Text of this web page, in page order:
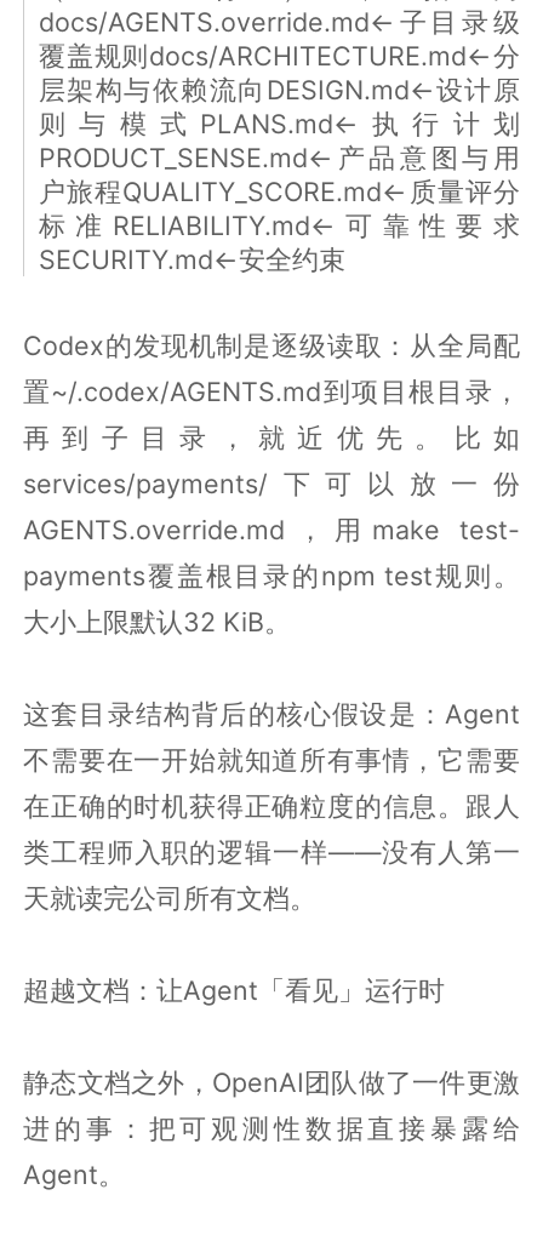
docs/AGENTS.override.md←子目录级
覆盖规则docs/ARCHITECTURE.md←分
层架构与依赖流向DESIGN.md←设计原
则与模式PLANS.md←执行计划
PRODUCT_SENSE.md←产品意图与用
户旅程QUALITY_SCORE.md←质量评分
标准RELIABILITY.md←可靠性要求
SECURITY.md←安全约束
Codex的发现机制是逐级读取：从全局配
置~/.codex/AGENTS.md到项目根目录，
再到子目录，就近优先。比如
services/payments/下可以放一份
AGENTS.override.md，用make test-
payments覆盖根目录的npm test规则。
大小上限默认32 KiB。
这套目录结构背后的核心假设是：Agent
不需要在一开始就知道所有事情，它需要
在正确的时机获得正确粒度的信息。跟人
类工程师入职的逻辑一样——没有人第一
天就读完公司所有文档。
超越文档：让Agent「看见」运行时
静态文档之外，OpenAI团队做了一件更激
进的事：把可观测性数据直接暴露给
Agent。